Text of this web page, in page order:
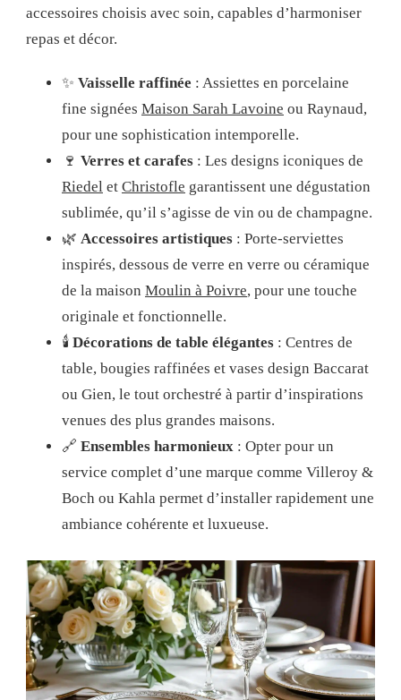
accessoires choisis avec soin, capables d’harmoniser
repas et décor.
✨ Vaisselle raffinée : Assiettes en porcelaine
fine signées Maison Sarah Lavoine ou Raynaud,
pour une sophistication intemporelle.
🍷 Verres et carafes : Les designs iconiques de
Riedel et Christofle garantissent une dégustation
sublimée, qu’il s’agisse de vin ou de champagne.
🌿 Accessoires artistiques : Porte-serviettes
inspirés, dessous de verre en verre ou céramique
de la maison Moulin à Poivre, pour une touche
originale et fonctionnelle.
🕯️ Décorations de table élégantes : Centres de
table, bougies raffinées et vases design Baccarat
ou Gien, le tout orchestré à partir d’inspirations
venues des plus grandes maisons.
🔗 Ensembles harmonieux : Opter pour un
service complet d’une marque comme Villeroy &
Boch ou Kahla permet d’installer rapidement une
ambiance cohérente et luxueuse.